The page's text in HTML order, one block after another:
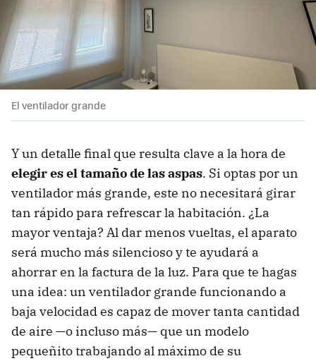
El ventilador grande
Y un detalle final que resulta clave a la hora de
elegir es el tamaño de las aspas. Si optas por un
ventilador más grande, este no necesitará girar
tan rápido para refrescar la habitación. ¿La
mayor ventaja? Al dar menos vueltas, el aparato
será mucho más silencioso y te ayudará a
ahorrar en la factura de la luz. Para que te hagas
una idea: un ventilador grande funcionando a
baja velocidad es capaz de mover tanta cantidad
de aire —o incluso más— que un modelo
pequeñito trabajando al máximo de su